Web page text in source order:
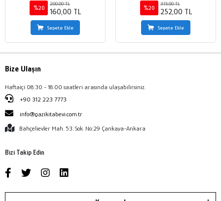
%20
200,00 TL
160,00 TL
Sepete Ekle
%20
315,00 TL
252,00 TL
Sepete Ekle
Bize Ulaşın
Haftaiçi 08:30 - 18:00 saatleri arasında ulaşabilirsiniz.
+90 312 223 7773
info@gazikitabevi.com.tr
Bahçelievler Mah. 53. Sok. No:29 Çankaya-Ankara
Bizi Takip Edin